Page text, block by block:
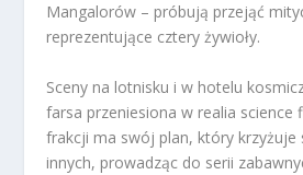
Mangalorów – próbują przejąć
reprezentujące cztery żywioły.
Sceny na lotnisku i w hotelu
farsa przeniesiona w realia science
frakcji ma swój plan, który krzyżuje
innych, prowadząc do serii